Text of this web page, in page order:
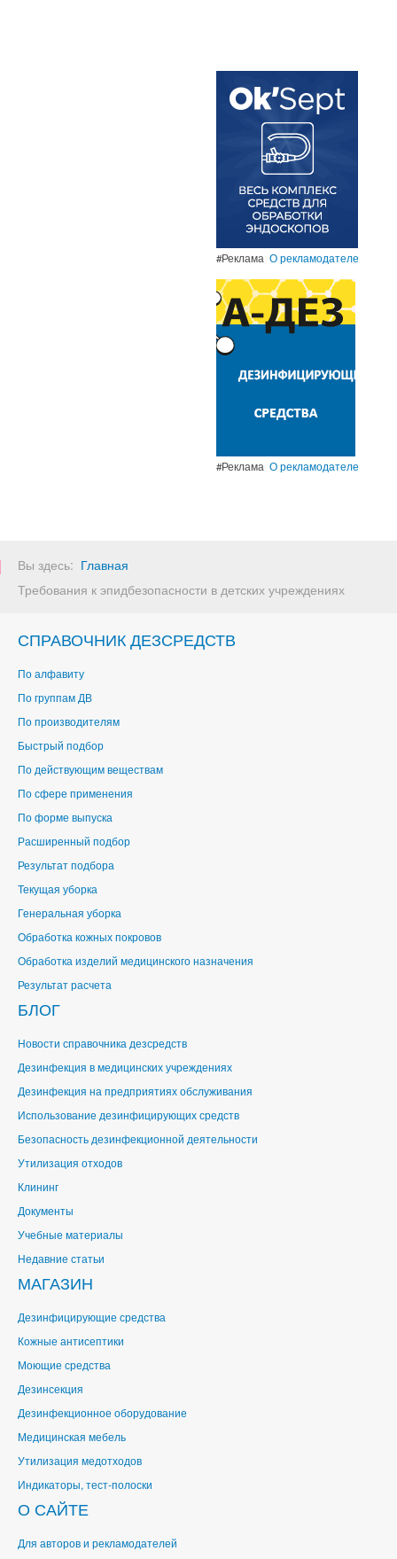
#Реклама О рекламодателе
#Реклама О рекламодателе
Вы здесь: Главная
Требования к эпидбезопасности в детских учреждениях
СПРАВОЧНИК ДЕЗСРЕДСТВ
По алфавиту
По группам ДВ
По производителям
Быстрый подбор
По действующим веществам
По сфере применения
По форме выпуска
Расширенный подбор
Результат подбора
Текущая уборка
Генеральная уборка
Обработка кожных покровов
Обработка изделий медицинского назначения
Результат расчета
БЛОГ
Новости справочника дезсредств
Дезинфекция в медицинских учреждениях
Дезинфекция на предприятиях обслуживания
Использование дезинфицирующих средств
Безопасность дезинфекционной деятельности
Утилизация отходов
Клининг
Документы
Учебные материалы
Недавние статьи
МАГАЗИН
Дезинфицирующие средства
Кожные антисептики
Моющие средства
Дезинсекция
Дезинфекционное оборудование
Медицинская мебель
Утилизация медотходов
Индикаторы, тест-полоски
О САЙТЕ
Для авторов и рекламодателей